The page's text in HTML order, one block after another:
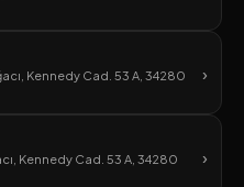
Kennedy Cad. 53 A, 34280
›
Kennedy Cad. 53 A, 34280
›